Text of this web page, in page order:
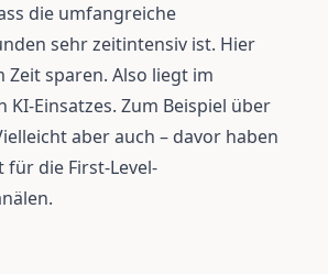
die umfangreiche
sehr zeitintensiv ist. Hier
sparen. Also liegt im
Einsatzes. Zum Beispiel über
aber auch – davor haben
für die First-Level-